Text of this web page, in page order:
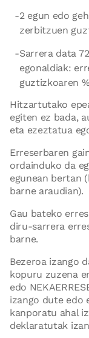
2 egun edo
zerbitzuen
Sarrera data
egonaldiak:
guztizkoaren
Hitzartutako
egiten ez bada,
eta ezeztatua
Erreserbaren
ordainduko da
egunean bertan
barne araudian).
Gau bateko
diru-sarrera
barne.
Bezeroa izango
kopuru zuzena
edo
izango dute edo
kanporatu ahal
deklaratutak